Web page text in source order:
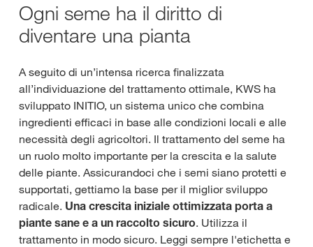
Ogni seme ha il diritto di
diventare una pianta
A seguito di un’intensa ricerca finalizzata
all’individuazione del trattamento ottimale, KWS ha
sviluppato INITIO, un sistema unico che combina
ingredienti efficaci in base alle condizioni locali e alle
necessità degli agricoltori. Il trattamento del seme ha
un ruolo molto importante per la crescita e la salute
delle piante. Assicurandoci che i semi siano protetti e
supportati, gettiamo la base per il miglior sviluppo
radicale. Una crescita iniziale ottimizzata porta a
piante sane e a un raccolto sicuro. Utilizza il
trattamento in modo sicuro. Leggi sempre l'etichetta e